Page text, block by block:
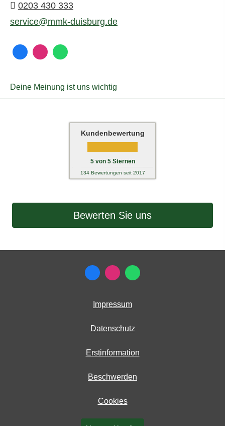
0203 430 333
service@mmk-duisburg.de
Deine Meinung ist uns wichtig
Kundenbewertung
5von 5Sternen
134Bewertungen seit 2017
Bewerten Sie uns
Impressum
Datenschutz
Erstinformation
Beschwerden
Cookies